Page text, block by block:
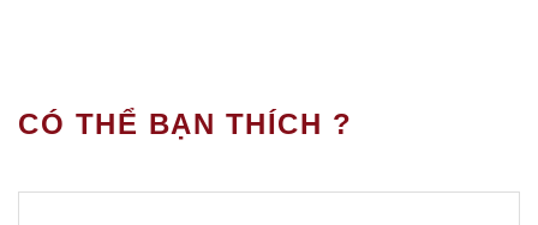
CÓ THỂ BẠN THÍCH ?